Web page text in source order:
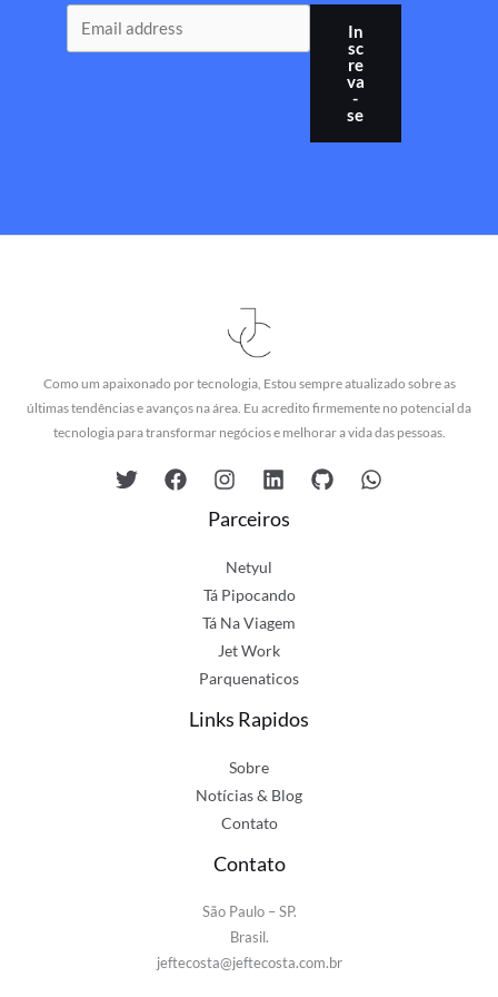
In
sc
re
va
-
se
Como um apaixonado por tecnologia, Estou sempre atualizado sobre as
últimas tendências e avanços na área. Eu acredito firmemente no potencial da
tecnologia para transformar negócios e melhorar a vida das pessoas.
Parceiros
Netyul
Tá Pipocando
Tá Na Viagem
Jet Work
Parquenaticos
Links Rapidos
Sobre
Notícias & Blog
Contato
Contato
São Paulo – SP.
Brasil.
jeftecosta@jeftecosta.com.br